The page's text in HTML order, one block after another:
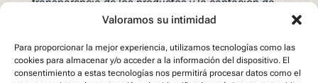
Valoramos su intimidad
Para proporcionar la mejor experiencia, utilizamos tecnologías como las
cookies para almacenar y/o acceder a la información del dispositivo. El
consentimiento a estas tecnologías nos permitirá procesar datos como el